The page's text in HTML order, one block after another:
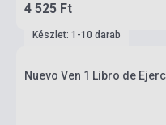
4 525 Ft
Készlet: 1-10 darab
Nuevo Ven 1 Libro de